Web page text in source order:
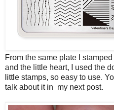
From the same plate I
and the little heart, I used the
little stamps, so easy to use.
talk about it in my next post.